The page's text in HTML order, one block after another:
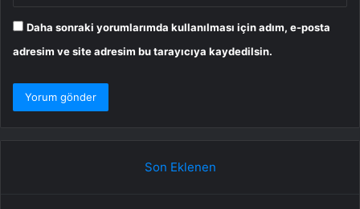
Daha sonraki yorumlarımda kullanılması için adım, e-posta
adresim ve site adresim bu tarayıcıya kaydedilsin.
Son Eklenen